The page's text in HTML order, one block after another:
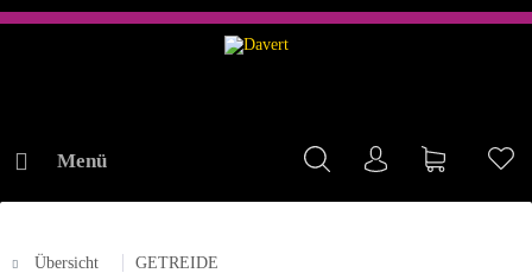
Menü Mein KontoWarenkorb
Übersicht GETREIDE